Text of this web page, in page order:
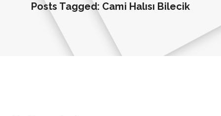
Posts Tagged: Cami Halısı Bilecik